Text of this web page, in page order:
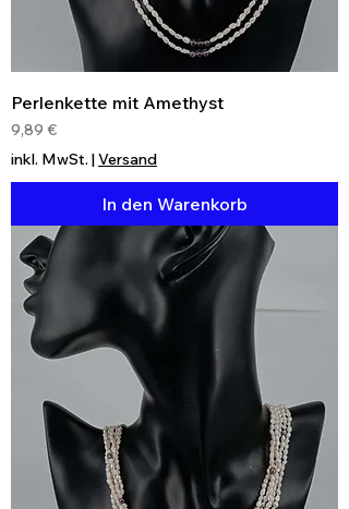
Perlenkette mit Amethyst
Preis
9,89 €
inkl. MwSt. |Versand
In den Warenkorb